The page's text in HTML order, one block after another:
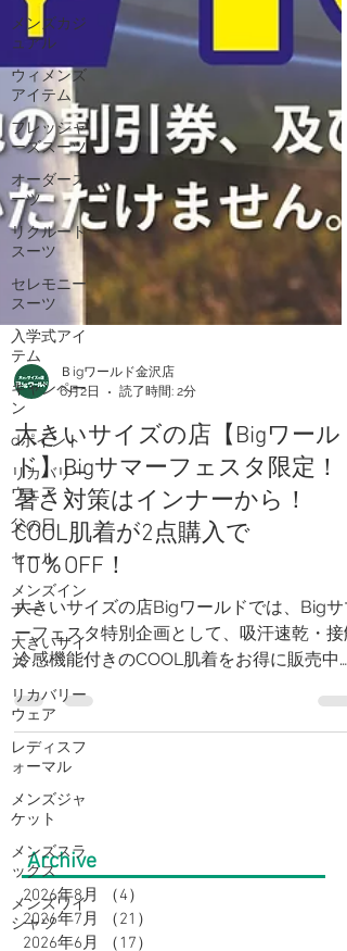
メンズカジ
ュアル
ウィメンズ
アイテム
フレッシャ
ーズスーツ
オーダース
ーツ
リクルート
スーツ
セレモニー
スーツ
入学式アイ
テム
キャンペー
ン
dポイント
リカバリー
ウェア
父の日
セール
メンズイン
ナー
大きいサイ
ズ
リカバリー
ウェア
レディスフ
ォーマル
メンズジャ
ケット
メンズスラ
ックス
メンズワイ
シャツ
6月2日
読了時間: 2分
大きいサイズの店【Bigワール
ド】Bigサマーフェスタ限定！
暑さ対策はインナーから！
COOL肌着が2点購入で
10％OFF！
大きいサイズの店Bigワールドでは、Bigサ
冷感機能付きのCOOL肌着をお得に販売中。
税込1,320円の人気インナーが2点以上のお
い上げで10％OFFになる期間限定キャンペ
ンです。汗ばむ夏を快適に過ごせる冷感イ
ナーをお探しの方は、この機会にぜひご利
ください。大きいサイズも豊富に取り揃え
います。
Archive
2026年8月 （4）